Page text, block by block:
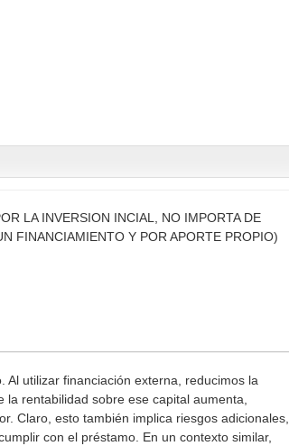
LA INVERSION INCIAL, NO IMPORTA DE
FINANCIAMIENTO Y POR APORTE PROPIO)
Al utilizar financiación externa, reducimos la
rentabilidad sobre ese capital aumenta,
Claro, esto también implica riesgos adicionales,
con el préstamo. En un contexto similar,